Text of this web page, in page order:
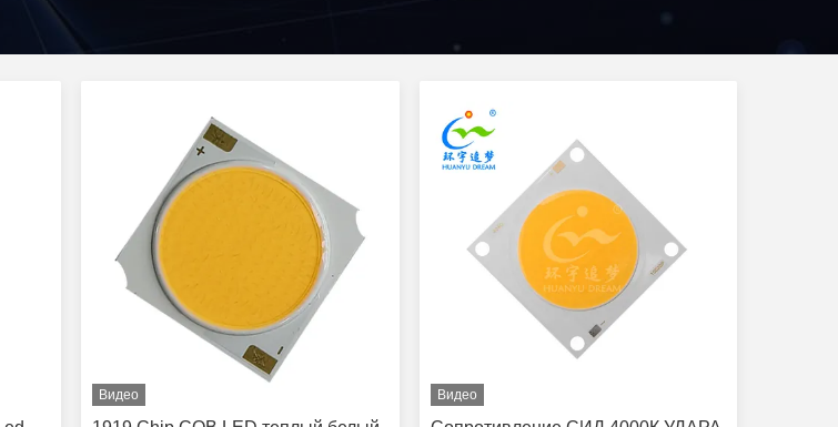
Видео Видео